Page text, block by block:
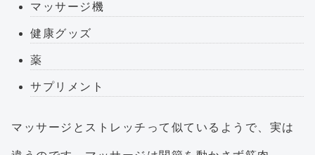
マッサージ機
健康グッズ
薬
サプリメント
マッサージとストレッチって似ているようで、実は